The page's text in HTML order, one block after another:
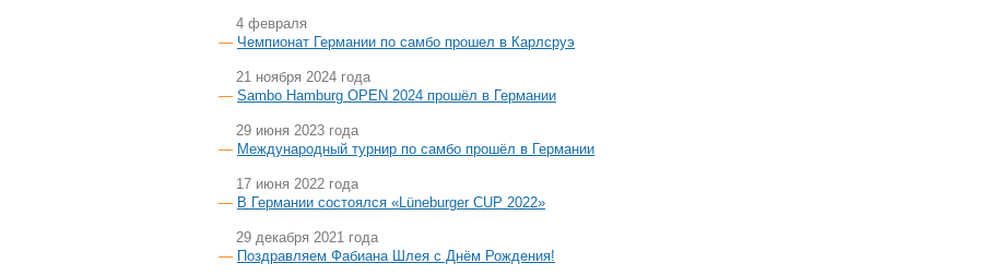
4 февраля
Чемпионат Германии по самбо прошел в Карлсруэ
21 ноября 2024 года
Sambo Hamburg OPEN 2024 прошёл в Германии
29 июня 2023 года
Международный турнир по самбо прошёл в Германии
17 июня 2022 года
В Германии состоялся «Lüneburger CUP 2022»
29 декабря 2021 года
Поздравляем Фабиана Шлея с Днём Рождения!